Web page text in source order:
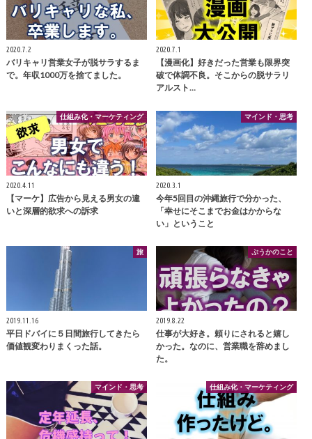
2020.7.2
バリキャリ営業女子が脱サラするま
で。年収1000万を捨てました。
2020.7.1
【漫画化】好きだった営業も限界突
破で体調不良。そこからの脱サラリ
アルスト…
仕組み化・マーケティング
2020.4.11
【マーケ】広告から見える男女の違
いと深層的欲求への訴求
マインド・思考
2020.3.1
今年5回目の沖縄旅行で分かった、
「幸せにそこまでお金はかからな
い」ということ
旅
2019.11.16
平日ドバイに５日間旅行してきたら
価値観変わりまくった話。
ぷうかのこと
2019.8.22
仕事が大好き。頼りにされると嬉し
かった。なのに、営業職を辞めまし
た。
マインド・思考 仕組み化・マーケティング